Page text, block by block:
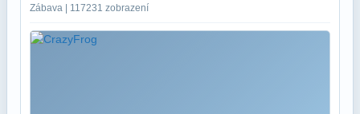
Zábava | 117231 zobrazení